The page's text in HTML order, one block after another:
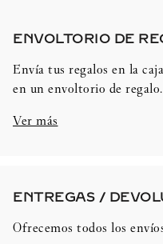
ENVOLTORIO DE
Envía tus regalos en la
en un envoltorio de regalo.
Ver más
ENTREGAS /
Ofrecemos todos los